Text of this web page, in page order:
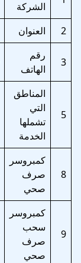
الشركة
2
العنوان
3
رقم
الهاتف
5
المناطق
التي
تشملها
الخدمة
8
كمبروسر
صرف
صحي
9
كمبروسر
سحب
صرف
صحي